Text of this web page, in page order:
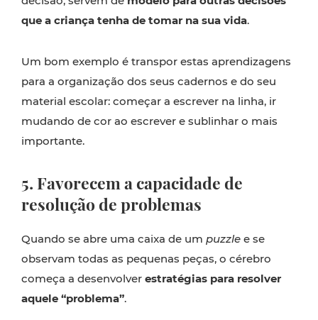
que a criança tenha de tomar na sua vida.
Um bom exemplo é transpor estas aprendizagens
para a organização dos seus cadernos e do seu
material escolar: começar a escrever na linha, ir
mudando de cor ao escrever e sublinhar o mais
importante.
5. Favorecem a capacidade de
resolução de problemas
Quando se abre uma caixa de um puzzle e se
observam todas as pequenas peças, o cérebro
começa a desenvolver estratégias para resolver
aquele “problema”.